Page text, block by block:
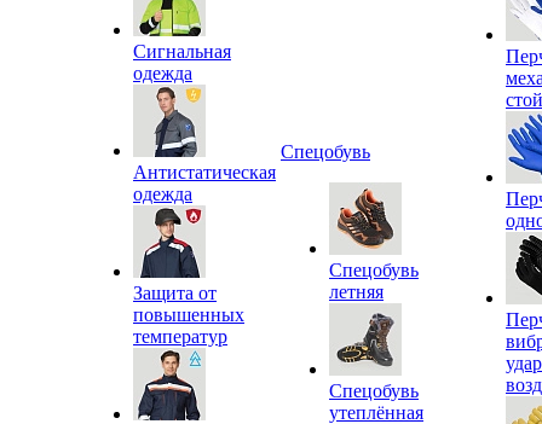
Сигнальная
одежда
Антистатическая
одежда
Защита от
повышенных
температур
Спецобувь
Спецобувь
летняя
Спецобувь
утеплённая